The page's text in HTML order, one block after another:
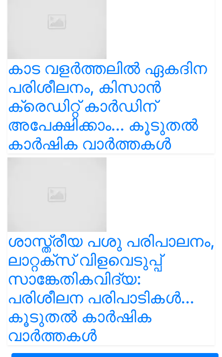
കാട വളര്‍ത്തലിൽ ഏകദിന
പരിശീലനം, കിസാൻ
ക്രെഡിറ്റ് കാർഡിന്
അപേക്ഷിക്കാം... കൂടുതൽ
കാർഷിക വാർത്തകൾ
ശാസ്ത്രീയ പശു പരിപാലനം,
ലാറ്റക്സ് വിളവെടുപ്പ്
സാങ്കേതികവിദ്യ:
പരിശീലന പരിപാടികൾ...
കൂടുതൽ കാർഷിക
വാർത്തകൾ